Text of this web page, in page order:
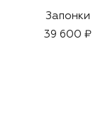
Запонки
39 600 ₽